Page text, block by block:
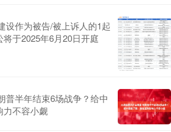
设作为被告/被上诉人的1起
于2025年6月20日开庭
普半年结束6场战争？给中
力不容小觑